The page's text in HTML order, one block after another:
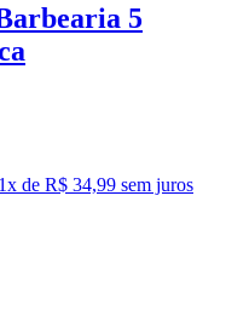
5
1x de R$ 34,99 sem juros